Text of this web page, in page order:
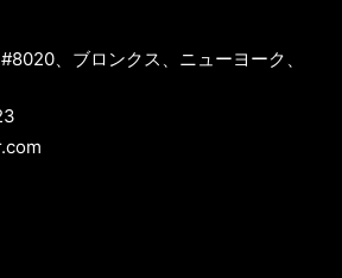
、ブロンクス、ニューヨーク、